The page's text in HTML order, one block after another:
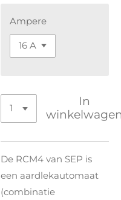
Ampere
In
De RCM4 van SEP is
een aardlekautomaat
(combinatie